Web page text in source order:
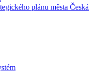
plánu města Česká